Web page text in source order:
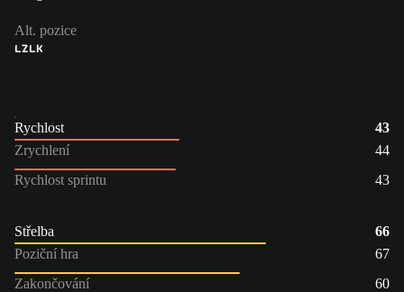
Alt. pozice
LZLK
Rychlost
43
Zrychlení
44
Rychlost sprintu
43
Střelba
66
Poziční hra
67
Zakončování
60